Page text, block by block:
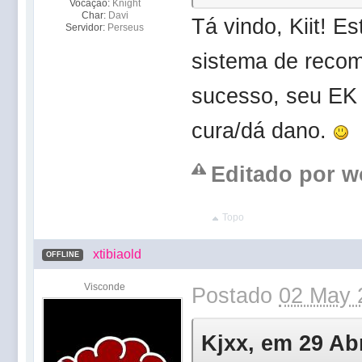
Vocação: Knight
Char: Davi
Servidor: Perseus
Tá vindo, Kiit!
sistema de
sucesso, seu
cura/dá dano.
Editado por
Topo
OFFLINE xtibiaold
Visconde Postado 02 May
Kjxx, em 29